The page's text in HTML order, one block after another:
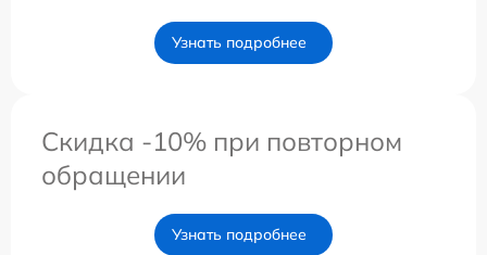
Узнать подробнее
Скидка -10% при повторном
обращении
Узнать подробнее